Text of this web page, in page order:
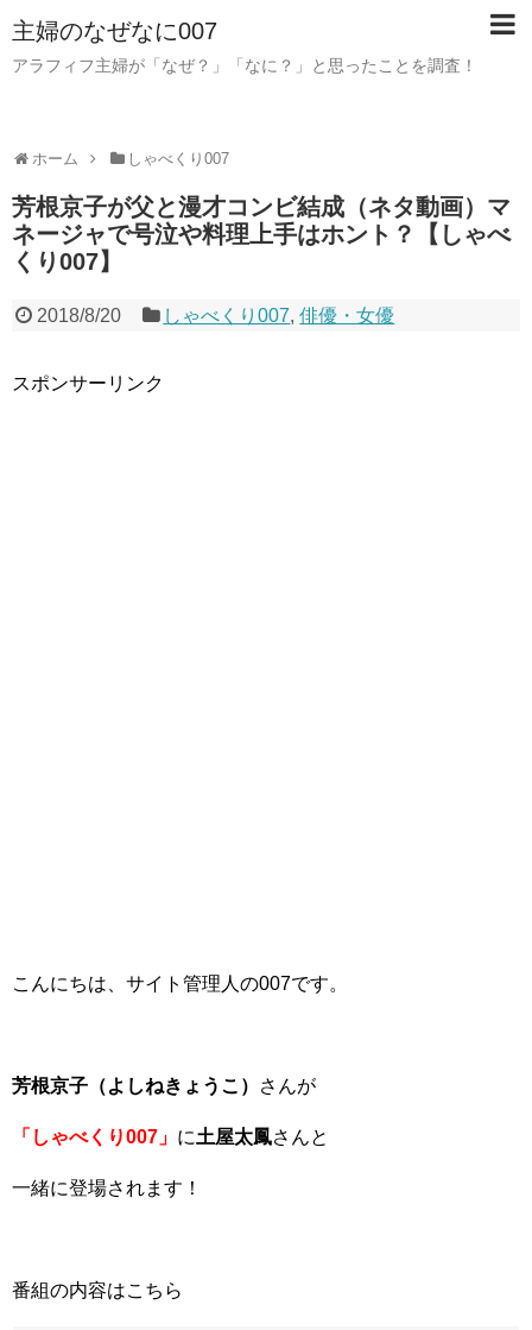
主婦のなぜなに007
アラフィフ主婦が「なぜ？」「なに？」と思ったことを調査！
ホーム しゃべくり007
芳根京子が父と漫才コンビ結成（ネタ動画）マ
ネージャで号泣や料理上手はホント？【しゃべ
くり007】
2018/8/20 しゃべくり007,俳優・女優
スポンサーリンク
こんにちは、サイト管理人の007です。
芳根京子（よしねきょうこ） さんが
「しゃべくり007」 に土屋太鳳さんと
一緒に登場されます！
番組の内容はこちら